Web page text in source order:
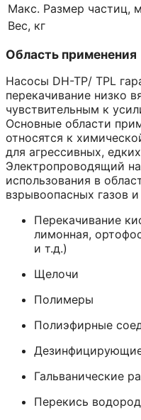
Макс. Размер частиц,
Вес, кг
Область применения
Насосы DH-TP/ TPL
перекачивание низко
чувствительным к
Основные области
относятся к
для агрессивных,
Электропроводящий
использования в
взрывоопасных газов
Перекачивание
лимонная,
и т.д.)
Щелочи
Полимеры
Полиэфирные
Гальванические
Перекись